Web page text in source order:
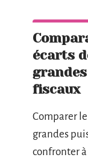
écarts
fiscaux
Comparer
grandes
confronter